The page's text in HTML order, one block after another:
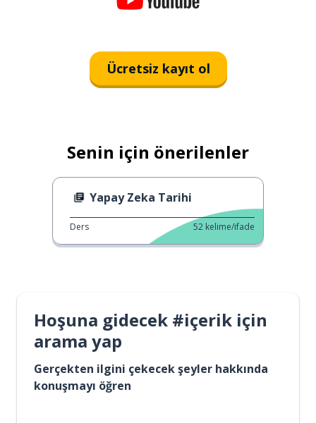
Ücretsiz kayıt ol
Senin için önerilenler
Yapay Zeka Tarihi
Ders 52 kelime/ifade
Hoşuna gidecek #içerik için
arama yap
Gerçekten ilgini çekecek şeyler hakkında
konuşmayı öğren